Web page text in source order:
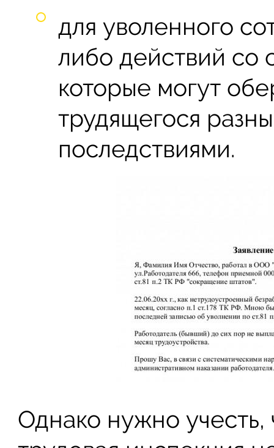
для уволенного
либо действий со
которые могут
трудящегося
последствиями.
Однако нужно